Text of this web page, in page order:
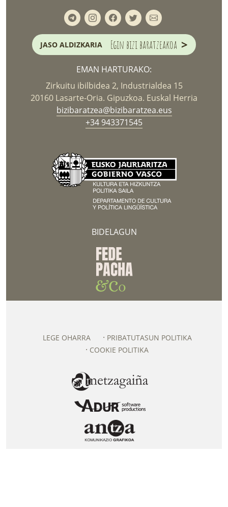
JASO ALDIZKARIA Egin bizi baratzeakoa >
EMAN HARTURAKO:
Zirkuitu ibilbidea 2, Industrialdea 15
20160 Lasarte-Oria. Gipuzkoa. Euskal Herria
bizibaratzea@bizibaratzea.eus
+34 943371545
BIDELAGUN
LEGE OHARRA
PRIBATUTASUN POLITIKA
COOKIE POLITIKA